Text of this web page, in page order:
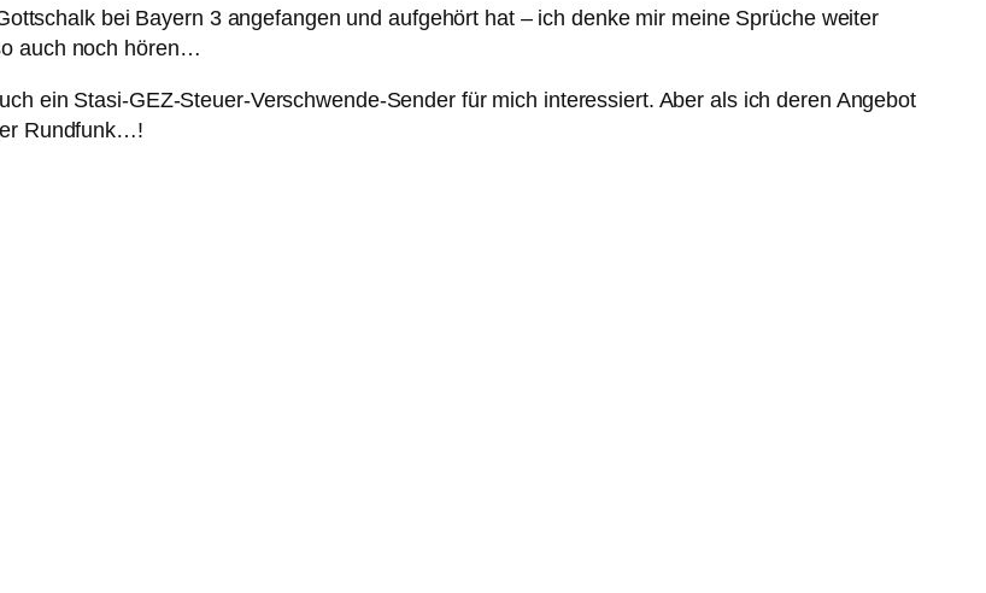
bei Bayern 3 angefangen und aufgehört hat – ich denke mir meine Sprüche weiter
auch noch hören…
ein Stasi-GEZ-Steuer-Verschwende-Sender für mich interessiert. Aber als ich deren Angebot
Rundfunk…!